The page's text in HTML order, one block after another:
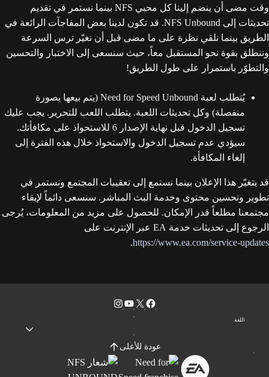
وقت مضى أن ينضم إلينا كل محبي NFS بينما نستمر في تقديم
تحديثات إلى NFS Unbound. قد تكون لدينا بعض المفاجآت الرائعة في
الطريق بينما نلقي نظرة على ما مضى قبل أن نغيّر ترس السرعة
وننطلق بقوة نحو المستقبل معاً، حيث سنسعى إلى الاختبار والتحسين
والتطوّر باستمرار على طول الطريق!
يُتطلب لعبة Need for Speed Unbound (يتم بيعها بصورة
منفصلة) وكل تحديثات اللعبة. يتطلب اللعب للتحرير. يجب عليك
تسجيل الدخول قبل نهاية الإصدار 6 للاستحواذ على مكافأتك.
سيؤدي عدم تسجيل الدخول والاستحواذ خلال هذه الفترة إلى
إلغاء المكافأة.
قد يتغيّر هذا الإعلان بينما نستمع إلى تعقيبات المجتمع ونستمر في
تطوير وتحسين محتوى وخدمة البث المباشر. سنسعى دائماً لإبقاء
مجتمعنا مطلعاً قدر الإمكان. للحصول على مزيد من المعلومات، يُرجى
الرجوع إلى تحديثات خدمة EA عبر الإنترنت على
https://www.ea.com/service-updates
.
اللغة
عودة للأعلى